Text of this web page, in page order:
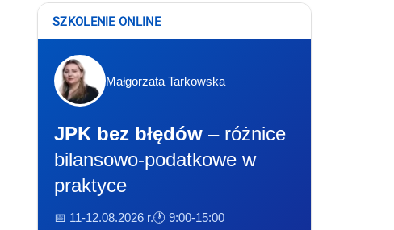
SZKOLENIE ONLINE
Małgorzata Tarkowska
JPK bez błędów – różnice
bilansowo-podatkowe w
praktyce
📅 11-12.08.2026 r.🕐 9:00-15:00